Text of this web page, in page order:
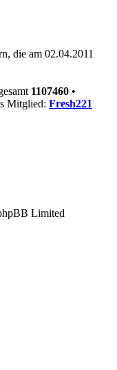
die am 02.04.2011
1107460 •
Mitglied: Fresh221
Limited